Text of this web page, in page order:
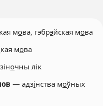
мова, гэбрэйская мова
мова
очны лік
— адзінства моўных